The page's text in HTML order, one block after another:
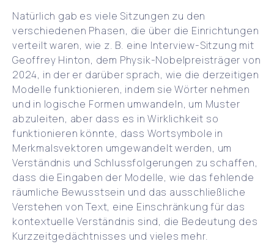
Natürlich gab es viele Sitzungen zu den
verschiedenen Phasen, die über die Einrichtungen
verteilt waren, wie z. B. eine Interview-Sitzung mit
Geoffrey Hinton, dem Physik-Nobelpreisträger von
2024, in der er darüber sprach, wie die derzeitigen
Modelle funktionieren, indem sie Wörter nehmen
und in logische Formen umwandeln, um Muster
abzuleiten, aber dass es in Wirklichkeit so
funktionieren könnte, dass Wortsymbole in
Merkmalsvektoren umgewandelt werden, um
Verständnis und Schlussfolgerungen zu schaffen,
dass die Eingaben der Modelle, wie das fehlende
räumliche Bewusstsein und das ausschließliche
Verstehen von Text, eine Einschränkung für das
kontextuelle Verständnis sind, die Bedeutung des
Kurzzeitgedächtnisses und vieles mehr.